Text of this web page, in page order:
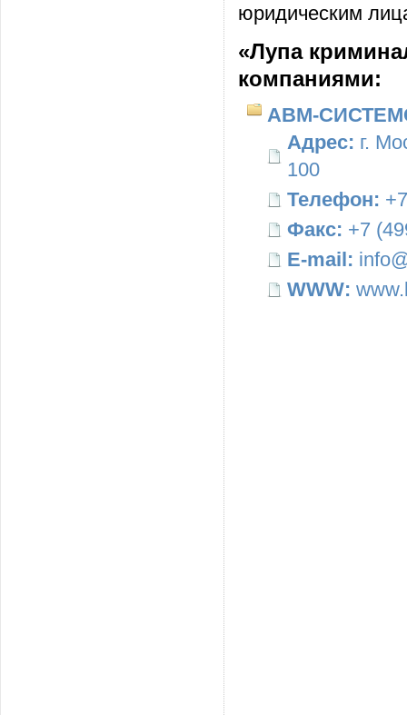
юридическим
«Лупа
компаниями:
АВМ-
Адрес: г.
100
Телефон:
Факс: +7
E-mail:
WWW: